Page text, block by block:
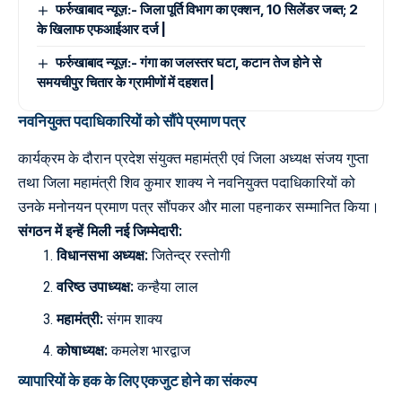
फर्रुखाबाद न्यूज़:- जिला पूर्ति विभाग का एक्शन, 10 सिलेंडर जब्त; 2
के खिलाफ एफआईआर दर्ज |
फर्रुखाबाद न्यूज़:- गंगा का जलस्तर घटा, कटान तेज होने से
समयचीपुर चितार के ग्रामीणों में दहशत |
नवनियुक्त पदाधिकारियों को सौंपे प्रमाण पत्र
कार्यक्रम के दौरान प्रदेश संयुक्त महामंत्री एवं जिला अध्यक्ष संजय गुप्ता
तथा जिला महामंत्री शिव कुमार शाक्य ने नवनियुक्त पदाधिकारियों को
उनके मनोनयन प्रमाण पत्र सौंपकर और माला पहनाकर सम्मानित किया।
संगठन में इन्हें मिली नई जिम्मेदारी:
विधानसभा अध्यक्ष:जितेन्द्र रस्तोगी
वरिष्ठ उपाध्यक्ष:कन्हैया लाल
महामंत्री:संगम शाक्य
कोषाध्यक्ष:कमलेश भारद्वाज
व्यापारियों के हक के लिए एकजुट होने का संकल्प